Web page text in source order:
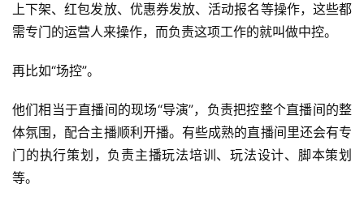
上下架、红包发放、优惠券发放、活动报名等操作，这些都
需专门的运营人来操作，而负责这项工作的就叫做中控。
再比如“场控”。
他们相当于直播间的现场“导演”，负责把控整个直播间的整
体氛围，配合主播顺利开播。有些成熟的直播间里还会有专
门的执行策划，负责主播玩法培训、玩法设计、脚本策划
等。